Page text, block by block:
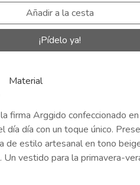
¡Pídelo ya!
Material
firma Arggido confeccionado
día día con un toque único.
de estilo artesanal en tono
Un vestido para la primavera-